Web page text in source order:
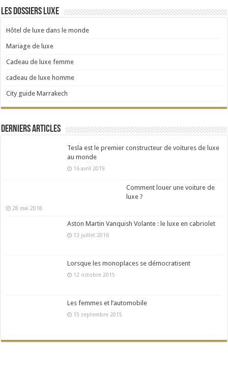
Les dossiers Luxe
Hôtel de luxe dans le monde
Mariage de luxe
Cadeau de luxe femme
cadeau de luxe homme
City guide Marrakech
Derniers articles
Tesla est le premier constructeur de voitures de luxe
au monde
16 avril 2019
Comment louer une voiture de
luxe ?
28 mai 2018
Aston Martin Vanquish Volante : le luxe en cabriolet
13 juillet 2016
Lorsque les monoplaces se démocratisent
12 octobre 2015
Les femmes et l’automobile
15 septembre 2015